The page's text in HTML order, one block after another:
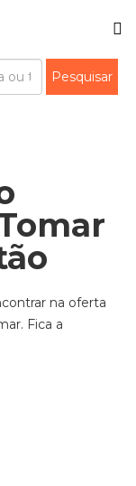
na oferta
Fica a